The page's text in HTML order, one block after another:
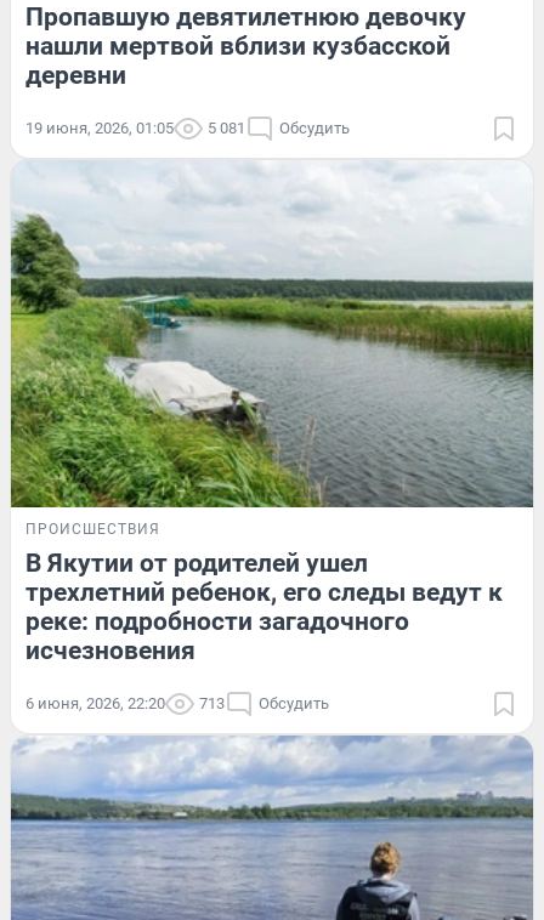
Пропавшую девятилетнюю девочку
нашли мертвой вблизи кузбасской
деревни
19 июня, 2026, 01:05 5 081 Обсудить
ПРОИСШЕСТВИЯ
В Якутии от родителей ушел
трехлетний ребенок, его следы ведут к
реке: подробности загадочного
исчезновения
6 июня, 2026, 22:20 713 Обсудить